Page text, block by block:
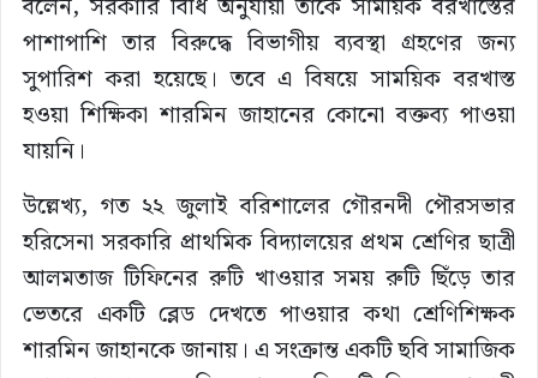
বলেন, সরকারি বিধি অনুযায়ী তাকে সাময়িক বরখাস্তের
পাশাপাশি তার বিরুদ্ধে বিভাগীয় ব্যবস্থা গ্রহণের জন্য
সুপারিশ করা হয়েছে। তবে এ বিষয়ে সাময়িক বরখাস্ত
হওয়া শিক্ষিকা শারমিন জাহানের কোনো বক্তব্য পাওয়া
যায়নি।
উল্লেখ্য, গত ২২ জুলাই বরিশালের গৌরনদী পৌরসভার
হরিসেনা সরকারি প্রাথমিক বিদ্যালয়ের প্রথম শ্রেণির ছাত্রী
আলমতাজ টিফিনের রুটি খাওয়ার সময় রুটি ছিঁড়ে তার
ভেতরে একটি ব্লেড দেখতে পাওয়ার কথা শ্রেণিশিক্ষক
শারমিন জাহানকে জানায়। এ সংক্রান্ত একটি ছবি সামাজিক